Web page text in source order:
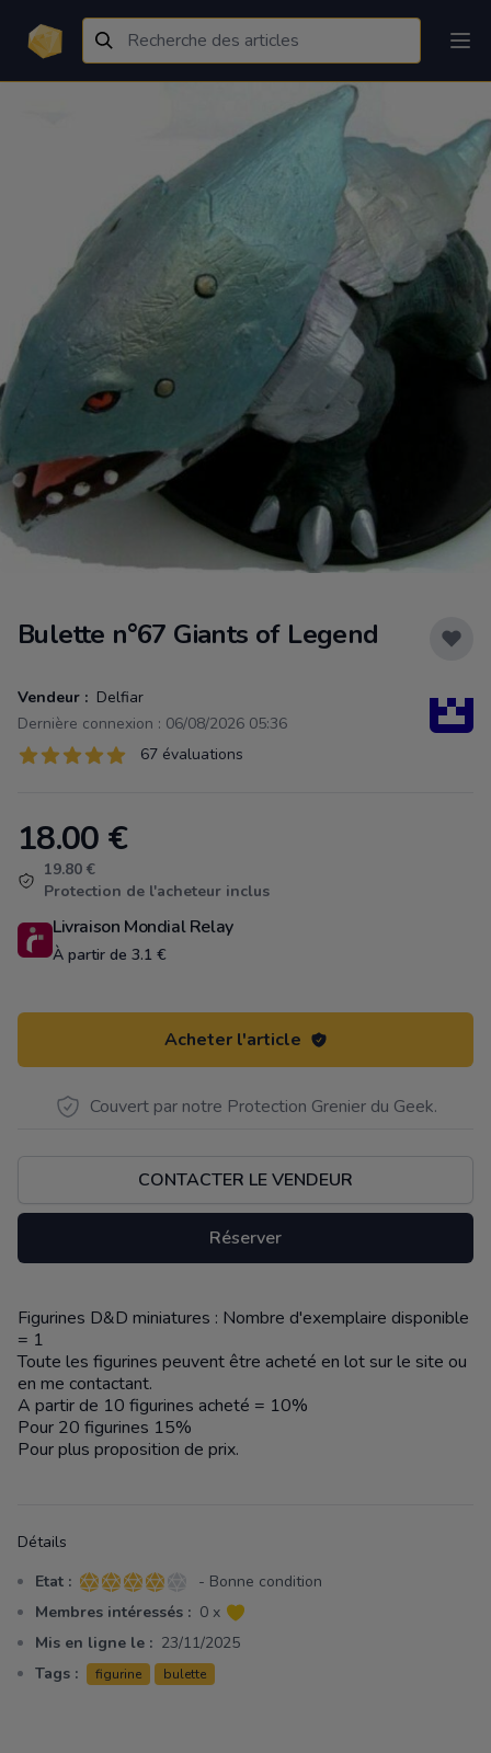
Bulette n°67 Giants of Legend
Vendeur : Delfiar
Dernière connexion : 06/08/2026 05:36
Évaluations
67 sur 5 étoiles 67 évaluations
Product information
18.00 €
19.80 €
Protection de l'acheteur inclus
Livraison Mondial Relay
À partir de 3.1 €
Acheter l'article
Couvert par notre Protection Grenier du Geek.
CONTACTER LE VENDEUR
Réserver
Description
Figurines D&D miniatures : Nombre d'exemplaire disponible
= 1
Toute les figurines peuvent être acheté en lot sur le site ou
en me contactant.
A partir de 10 figurines acheté = 10%
Pour 20 figurines 15%
Pour plus proposition de prix.
Détails
Etat : 4 sur 5 étoiles
- Bonne condition
Membres intéressés : 0 x
Mis en ligne le : 23/11/2025
Tags :
figurine bulette